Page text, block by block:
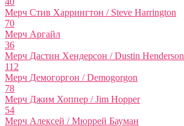
Мерч Стив Харрингтон / Steve Harrington
70
Мерч Аргайл
36
Мерч Дастин Хендерсон / Dustin Henderson
112
Мерч Демогоргон / Demogorgon
78
Мерч Джим Хоппер / Jim Hopper
54
Мерч Алексей / Мюррей Бауман